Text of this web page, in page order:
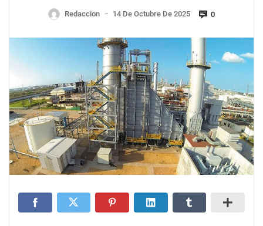
Redaccion — 14 De Octubre De 2025 0